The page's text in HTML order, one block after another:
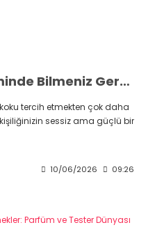
Orjinal Parfüm Seçiminde Bilmeniz Gereken Her Şey: Markalar, Fiyatlar ve Kalıcılık
tercih etmekten çok daha
sessiz ama güçlü bir
10/06/2026 09:26